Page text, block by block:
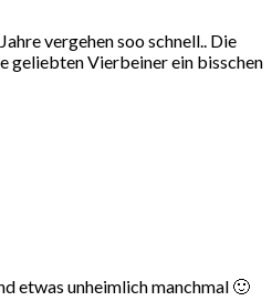
vergehen soo schnell.. Die
geliebten Vierbeiner ein bisschen
etwas unheimlich manchmal 🙂